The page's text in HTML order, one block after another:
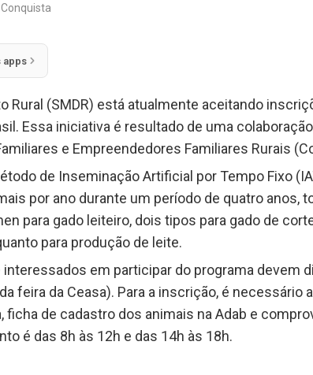
apps
Rural (SMDR) está atualmente aceitando
Essa iniciativa é resultado de uma
e Empreendedores Familiares Rurais
de Inseminação Artificial por Tempo Fixo
por ano durante um período de quatro anos,
para gado leiteiro, dois tipos para gado de
para produção de leite.
em participar do programa devem
feira da Ceasa). Para a inscrição, é
ficha de cadastro dos animais na Adab e
é das 8h às 12h e das 14h às 18h.